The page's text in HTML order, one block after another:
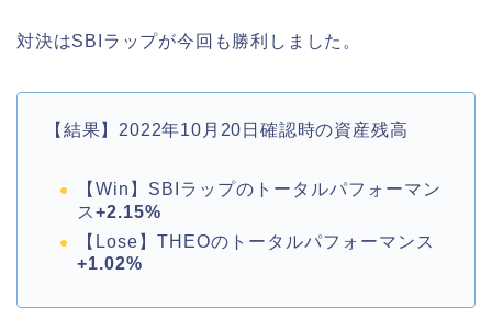
対決はSBIラップが今回も勝利しました。
【結果】2022年10月20日確認時の資産残高
【Win】SBIラップのトータルパフォーマン
ス +2.15%
【Lose】THEOのトータルパフォーマンス
+1.02%